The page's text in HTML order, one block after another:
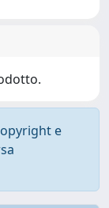
e